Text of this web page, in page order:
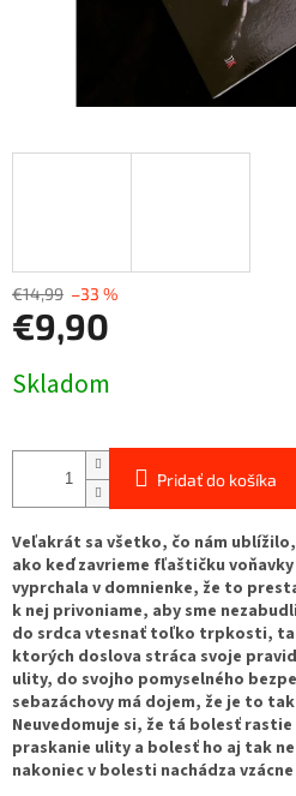
€14,99 –33 %
€9,90
cena:
Skladom
Pridať do košíka
Veľakrát sa všetko, čo nám
ako keď zavrieme fľaštičku
vyprchala v domnienke, že to
k nej privoniame, aby sme
do srdca vtesnať toľko trpkosti,
ktorých doslova stráca svoje
ulity, do svojho pomyselného
sebazáchovy má dojem, že je to
Neuvedomuje si, že tá bolesť
praskanie ulity a bolesť ho aj tak
nakoniec v bolesti nachádza